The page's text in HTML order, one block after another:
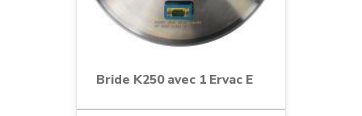
Bride K250 avec 1 Ervac E